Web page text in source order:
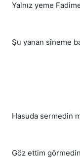
Yalnız yeme
Şu yanan sîneme
Hasuda sermedin
Göz ettim